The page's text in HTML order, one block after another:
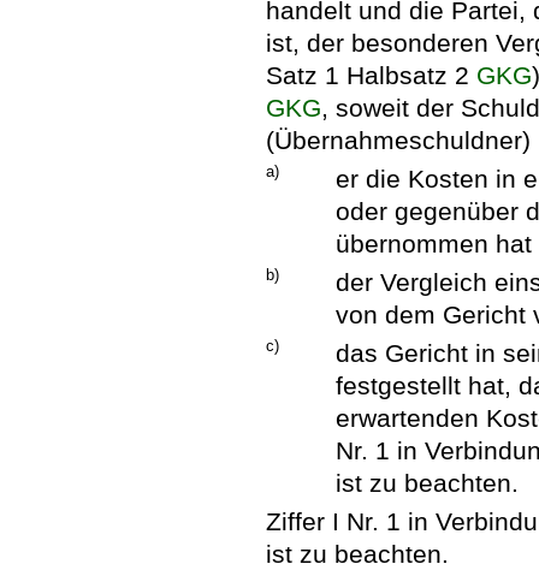
handelt und die Partei,
ist, der besonderen
Satz 1 Halbsatz 2 GKG
GKG, soweit der
a)
er die Kosten in
oder gegenüber
übernommen hat
b)
der Vergleich
von dem Gericht
c)
das Gericht in
festgestellt hat,
erwartenden
Nr. 1 in
ist zu beachten.
Ziffer I Nr. 1 in
ist zu beachten.